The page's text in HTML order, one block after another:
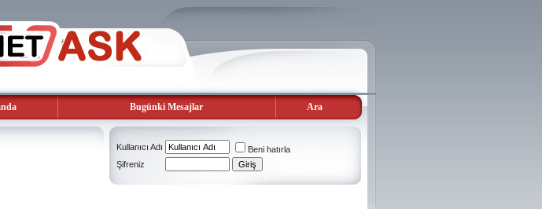
Bugünki Mesajlar Ara
Kullanıcı Adı
Beni hatırla
Şifreniz